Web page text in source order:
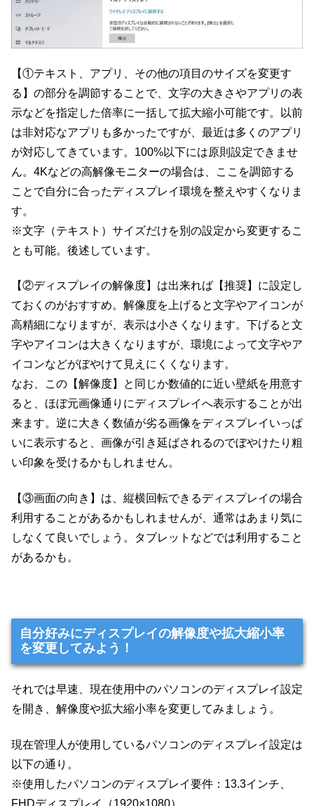
【①テキスト、アプリ、その他の項目のサイズを変更す
る】の部分を調節することで、文字の大きさやアプリの表
示などを指定した倍率に一括して拡大縮小可能です。以前
は非対応なアプリも多かったですが、最近は多くのアプリ
が対応してきています。100%以下には原則設定できませ
ん。4Kなどの高解像モニターの場合は、ここを調節する
ことで自分に合ったディスプレイ環境を整えやすくなりま
す。
※文字（テキスト）サイズだけを別の設定から変更するこ
とも可能。後述しています。
【②ディスプレイの解像度】は出来れば【推奨】に設定し
ておくのがおすすめ。解像度を上げると文字やアイコンが
高精細になりますが、表示は小さくなります。下げると文
字やアイコンは大きくなりますが、環境によって文字やア
イコンなどがぼやけて見えにくくなります。
なお、この【解像度】と同じか数値的に近い壁紙を用意す
ると、ほぼ元画像通りにディスプレイへ表示することが出
来ます。逆に大きく数値が劣る画像をディスプレイいっぱ
いに表示すると、画像が引き延ばされるのでぼやけたり粗
い印象を受けるかもしれません。
【③画面の向き】は、縦横回転できるディスプレイの場合
利用することがあるかもしれませんが、通常はあまり気に
しなくて良いでしょう。タブレットなどでは利用すること
があるかも。
自分好みにディスプレイの解像度や拡大縮小率
を変更してみよう！
それでは早速、現在使用中のパソコンのディスプレイ設定
を開き、解像度や拡大縮小率を変更してみましょう。
現在管理人が使用しているパソコンのディスプレイ設定は
以下の通り。
※使用したパソコンのディスプレイ要件：13.3インチ、
FHDディスプレイ（1920×1080）